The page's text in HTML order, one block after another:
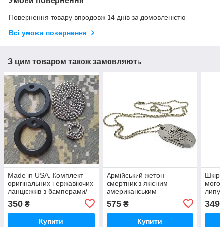
Повернення товару впродовж 14 днів за домовленістю
Всі умови повернення
З цим товаром також замовляють
Made in USA. Комплект
оригінальних нержавіючих
ланцюжків з бамперами/
смертників. Не облазить.
Оплата на пошті
350 ₴
Купити
Армійський жетон
смертник з якісним
американським
ланцюжком. Не облазить,
не фарбує та не дратує
шию! Оплата при
отриманні.
575₴
Купити
349